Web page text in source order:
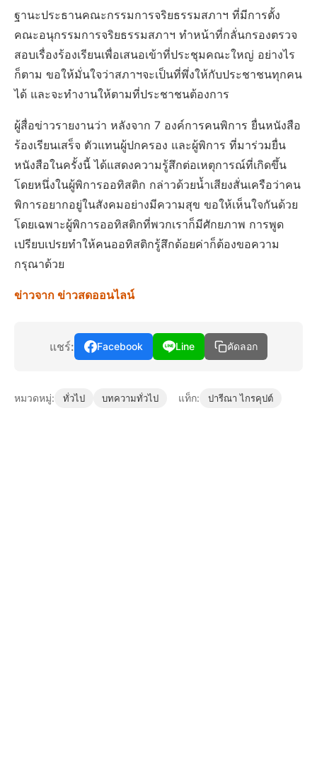
ฐานะประธานคณะกรรมการจริยธรรมสภาฯ ที่มีการตั้ง
คณะอนุกรรมการจริยธรรมสภาฯ ทำหน้าที่กลั่นกรองตรวจ
สอบเรื่องร้องเรียนเพื่อเสนอเข้าที่ประชุมคณะใหญ่ อย่างไร
ก็ตาม ขอให้มั่นใจว่าสภาฯจะเป็นที่พึ่งให้กับประชาชนทุกคน
ได้ และจะทำงานให้ตามที่ประชาชนต้องการ
ผู้สื่อข่าวรายงานว่า หลังจาก 7 องค์การคนพิการ ยื่นหนังสือ
ร้องเรียนเสร็จ ตัวแทนผู้ปกครอง และผู้พิการ ที่มาร่วมยื่น
หนังสือในครั้งนี้ ได้แสดงความรู้สึกต่อเหตุการณ์ที่เกิดขึ้น
โดยหนึ่งในผู้พิการออทิสติก กล่าวด้วยน้ำเสียงสั่นเครือว่าคน
พิการอยากอยู่ในสังคมอย่างมีความสุข ขอให้เห็นใจกันด้วย
โดยเฉพาะผู้พิการออทิสติกที่พวกเราก็มีศักยภาพ การพูด
เปรียบเปรยทำให้คนออทิสติกรู้สึกด้อยค่าก็ต้องขอความ
กรุณาด้วย
ข่าวจาก ข่าวสดออนไลน์
แชร์: Facebook Line คัดลอก
หมวดหมู่: ทั่วไป บทความทั่วไป แท็ก: ปารีณา ไกรคุปต์